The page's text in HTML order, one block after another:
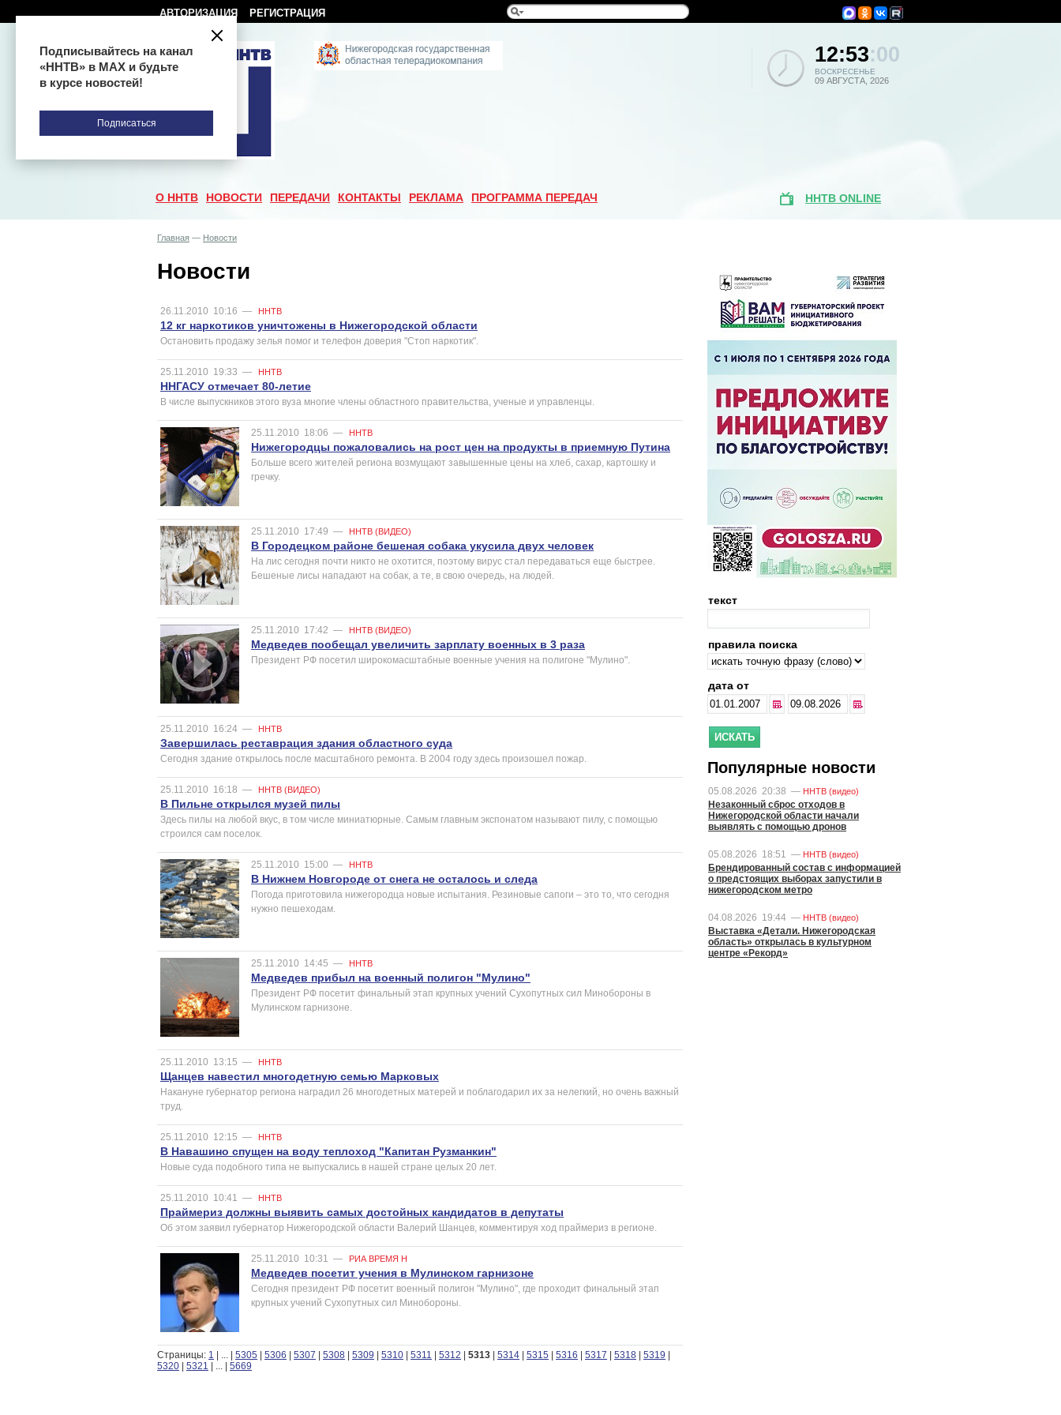
АВТОРИЗАЦИЯ РЕГИСТРАЦИЯ
12:53:00
ВОСКРЕСЕНЬЕ
09 АВГУСТА, 2026
О ННТВ НОВОСТИ ПЕРЕДАЧИ КОНТАКТЫ РЕКЛАМА ПРОГРАММА ПЕРЕДАЧ ННТВ ONLINE
Главная — Новости
Новости
26.11.2010 10:16 — ННТВ
12 кг наркотиков уничтожены в Нижегородской области
Остановить продажу зелья помог и телефон доверия "Стоп наркотик".
25.11.2010 19:33 — ННТВ
ННГАСУ отмечает 80-летие
В числе выпускников этого вуза многие члены областного правительства, ученые и управленцы.
25.11.2010 18:06 — ННТВ
Нижегородцы пожаловались на рост цен на продукты в приемную Путина
Больше всего жителей региона возмущают завышенные цены на хлеб, сахар, картошку и
гречку.
25.11.2010 17:49 — ННТВ (ВИДЕО)
В Городецком районе бешеная собака укусила двух человек
На лис сегодня почти никто не охотится, поэтому вирус стал передаваться еще быстрее.
Бешеные лисы нападают на собак, а те, в свою очередь, на людей.
25.11.2010 17:42 — ННТВ (ВИДЕО)
Медведев пообещал увеличить зарплату военных в 3 раза
Президент РФ посетил широкомасштабные военные учения на полигоне "Мулино".
25.11.2010 16:24 — ННТВ
Завершилась реставрация здания областного суда
Сегодня здание открылось после масштабного ремонта. В 2004 году здесь произошел пожар.
25.11.2010 16:18 — ННТВ (ВИДЕО)
В Пильне открылся музей пилы
Здесь пилы на любой вкус, в том числе миниатюрные. Самым главным экспонатом называют пилу, с помощью
строился сам поселок.
25.11.2010 15:00 — ННТВ
В Нижнем Новгороде от снега не осталось и следа
Погода приготовила нижегородца новые испытания. Резиновые сапоги – это то, что сегодня
нужно пешеходам.
25.11.2010 14:45 — ННТВ
Медведев прибыл на военный полигон "Мулино"
Президент РФ посетит финальный этап крупных учений Сухопутных сил Минобороны в
Мулинском гарнизоне.
25.11.2010 13:15 — ННТВ
Щанцев навестил многодетную семью Марковых
Накануне губернатор региона наградил 26 многодетных матерей и поблагодарил их за нелегкий, но очень важный
труд.
25.11.2010 12:15 — ННТВ
В Навашино спущен на воду теплоход "Капитан Рузманкин"
Новые суда подобного типа не выпускались в нашей стране целых 20 лет.
25.11.2010 10:41 — ННТВ
Праймериз должны выявить самых достойных кандидатов в депутаты
Об этом заявил губернатор Нижегородской области Валерий Шанцев, комментируя ход праймериз в регионе.
25.11.2010 10:31 — РИА ВРЕМЯ Н
Медведев посетит учения в Мулинском гарнизоне
Сегодня президент РФ посетит военный полигон "Мулино", где проходит финальный этап
крупных учений Сухопутных сил Минобороны.
Страницы: 1 | | 5305 | 5306 | 5307 | 5308 | 5309 | 5310 | 5311 | 5312 | 5313 | 5314 | 5315 | 5316 | 5317 | 5318 | 5319 |
5320 | 5321 | | 5669
текст
правила поиска
дата от
... ...
Популярные новости
05.08.2026 20:38 — ННТВ (видео)
Незаконный сброс отходов в
Нижегородской области начали
выявлять с помощью дронов
05.08.2026 18:51 — ННТВ (видео)
Брендированный состав с информацией
о предстоящих выборах запустили в
нижегородском метро
04.08.2026 19:44 — ННТВ (видео)
Выставка «Детали. Нижегородская
область» открылась в культурном
центре «Рекорд»
Подписывайтесь на канал
«ННТВ» в МАХ и будьте
в курсе новостей!
Подписаться